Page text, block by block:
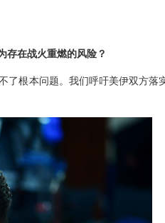
存在战火重燃的风险？
了根本问题。我们呼吁美伊双方落